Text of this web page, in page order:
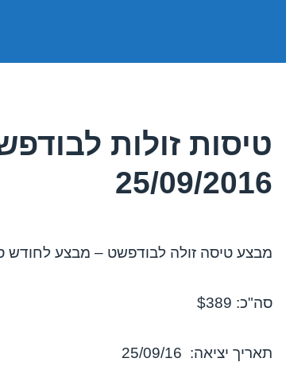
טיסות זולות
25/09/2016
מבצע טיסה זולה לבודפשט – מבצע לחודש
סה"כ: $389
תאריך יציאה: 25/09/16